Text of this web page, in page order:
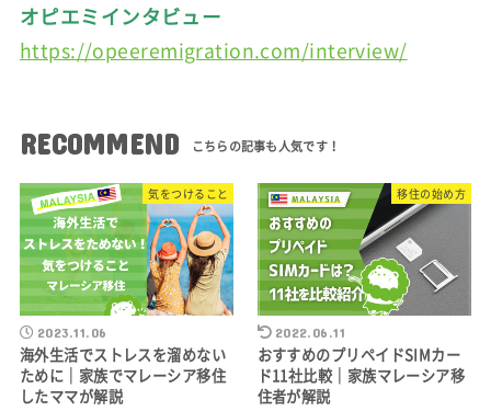
オピエミインタビュー
https://opeeremigration.com/interview/
RECOMMEND
気をつけること
2023.11.06
海外生活でストレスを溜めない
ために｜家族でマレーシア移住
したママが解説
移住の始め方
2022.06.11
おすすめのプリペイドSIMカー
ド11社比較｜家族マレーシア移
住者が解説